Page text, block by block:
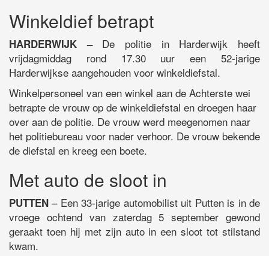
Winkeldief betrapt
HARDERWIJK –De politie in Harderwijk heeft
vrijdagmiddag rond 17.30 uur een 52-jarige
Harderwijkse aangehouden voor winkeldiefstal.
Winkelpersoneel van een winkel aan de Achterste wei
betrapte de vrouw op de winkeldiefstal en droegen haar
over aan de politie. De vrouw werd meegenomen naar
het politiebureau voor nader verhoor. De vrouw bekende
de diefstal en kreeg een boete.
Met auto de sloot in
PUTTEN – Een 33-jarige automobilist uit Putten is in de
vroege ochtend van zaterdag 5 september gewond
geraakt toen hij met zijn auto in een sloot tot stilstand
kwam.